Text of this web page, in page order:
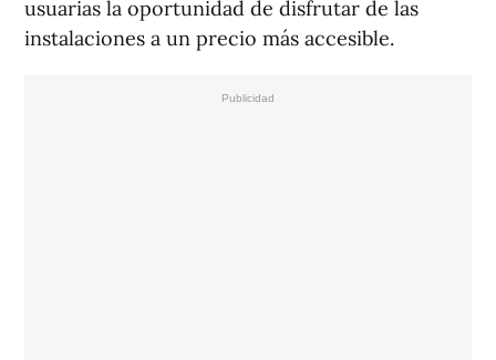
usuarias la oportunidad de disfrutar de las
instalaciones a un precio más accesible.